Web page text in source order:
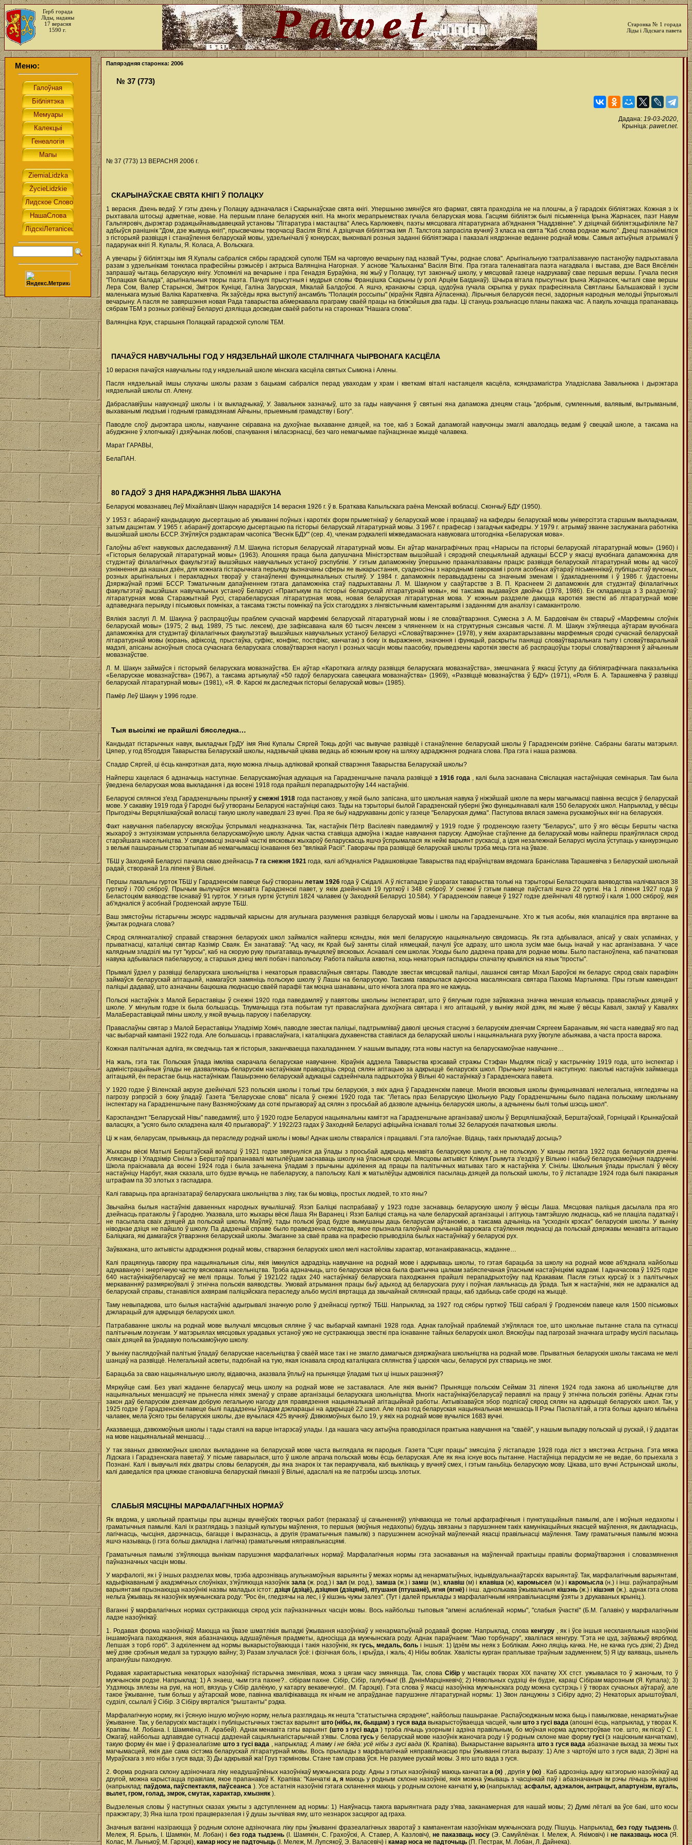
Герб горада
Ліды, наданы
17 верасня
1590 г.
Старонка № 1 горада
Ліды і Лідскага павета
Меню: Папярэдняя старонка: 2006
№ 37 (773)
Дадана: 19-03-2020,
Крыніца: pawet.net.
№ 37 (773) 13 ВЕРАСНЯ 2006 г.
СКАРЫНАЎСКАЕ СВЯТА КНІГІ Ў ПОЛАЦКУ
1 верасня. Дзень ведаў. У гэты дзень у Полацку адзначалася і Скарынаўскае свята кнігі. Упершыню змяніўся яго фармат, свята праходзіла не на плошчы, а ў гарадскіх бібліятэках. Кожная з іх
рыхтавала штосьці адметнае, новае. На першым плане беларускія кнігі. На многіх мерапрыемствах гучала беларуская мова. Гасцямі бібліятэк былі пісьменніца Ірына Жарнасек, паэт Навум
Гальпяровіч, дырэктар рэдакцыйнавыдавецкай установы "Літаратура і мастацтва" Алесь Карлюкевіч, паэты мясцовага літаратурнага аб'яднання "Наддзвінне". У дзіцячай бібліятэцыфіліяле №7
адбыўся ранішнік "Дом, дзе жывуць кнігі", прысвечаны творчасці Васіля Віткі. А дзіцячая бібліятэка імя Л. Талстога запрасіла вучняў 3 класа на свята "Каб слова роднае жыло". Дзеці пазнаёміліся
з гісторыяй развіцця і станаўлення беларускай мовы, удзельнічалі ў конкурсах, выконвалі розныя заданні бібліятэкара і паказалі нядрэннае веданне роднай мовы. Самыя актыўныя атрымалі ў
падарунак кнігі Я. Купалы, Я. Коласа, А. Вольскага.
А увечары ў бібліятэцы імя Я.Купалы сабраліся сябры гарадской суполкі ТБМ на чарговую вечарыну пад назвай "Гучы, роднае слова". Арыгінальную тэатралізаваную пастаноўку падрыхтавала
разам з удзельнікамі тонкласа прафесійны рэжысёр і актрыса Валянціна Нагорная. У аснове "Калыханка" Васіля Віткі. Пра гэтага таленавітага паэта нагадвала і выстава, дзе Вася Вясёлкін
запрашаў чытаць беларускую кнігу. Успомнілі на вечарыне і пра Генадзя Бураўкіна, які жыў у Полацку, тут закончыў школу, у мясцовай газеце надрукаваў свае першыя вершы. Гучала песня
"Полацкая балада", арыгінальныя творы паэта. Пачулі прысутныя і мудрыя словы Францішка Скарыны (у ролі Арцём Багданаў). Шчыра вітала прысутных Ірына Жарнасек, чыталі свае вершы
Лера Сом, Валер Старынскі, Змітрок Куніцкі, Галіна Загурская, Мікалай Балдоўскі. А яшчэ, кранаючы сэрца, цудоўна гучала скрыпка у руках прафесіянала Святланы Бальшаковай і зусім
маленькага музыкі Валіка Караткевіча. Як заўсёды ярка выступіў ансамбль "Полацкія россыпы" (кіраўнік Ядвіга Аўласенка). Лірычныя беларускія песні, задорныя народныя мелодыі ўпрыгожылі
вечарыну. А пасля яе завяршэння новая Рада таварыства абмеркавала праграму сваёй працы на бліжэйшыя два гады. Ці стануць рэальнасцю планы пакажа час. А пакуль хочацца прапанаваць
сябрам ТБМ з розных рэгіёнаў Беларусі дзяліцца досведам сваёй работы на старонках "Нашага слова".
Валянціна Крук, старшыня Полацкай гарадской суполкі ТБМ.
ПАЧАЎСЯ НАВУЧАЛЬНЫ ГОД У НЯДЗЕЛЬНАЙ ШКОЛЕ СТАЛІЧНАГА ЧЫРВОНАГА КАСЦЁЛА
10 верасня пачаўся навучальны год у нядзельнай школе мінскага касцёла святых Сымона і Алены.
Пасля нядзельнай імшы слухачы школы разам з бацькамі сабраліся перад уваходам у храм і кветкамі віталі настаяцеля касцёла, ксяндзамагістра Уладзіслава Завальнюка і дырэктара
нядзельнай школы сп. Алену.
Дабраславіўшы навучэнцаў школы і іх выкладчыкаў, У. Завальнюк зазначыў, што за гады навучання ў святыні яна дапаможа дзецям стаць "добрымі, сумленнымі, валявымі, вытрыманымі,
выхаванымі людзьмі і годнымі грамадзянамі Айчыны, прыемнымі грамадству і Богу".
Паводле слоў дырэктара школы, навучанне скіравана на духоўнае выхаванне дзяцей, на тое, каб з Божай дапамогай навучэнцы змаглі авалодаць ведамі ў свецкай школе, а таксама на
абуджэнне ў хлопчыкаў і дзяўчынак любові, спачування і міласэрнасці, без чаго немагчымае паўнацэннае жыццё чалавека.
Марат ГАРАВЫ,
БелаПАН.
80 ГАДОЎ З ДНЯ НАРАДЖЭННЯ ЛЬВА ШАКУНА
Беларускі мовазнавец Леў Міхайлавіч Шакун нарадзіўся 14 верасня 1926 г. ў в. Браткава Капыльскага раёна Менскай вобласці. Скончыў БДУ (1950).
У 1953 г. абараніў кандыдацкую дысертацыю аб ужыванні поўных і кароткіх форм прыметнікаў у беларускай мове і працаваў на кафедры беларускай мовы універсітэта старшым выкладчыкам,
затым дацэнтам. У 1965 г. абараніў доктарскую дысертацыю па гісторыі беларускай літаратурнай мовы. З 1967 г. прафесар і загадчык кафедры. У 1979 г. атрымаў званне заслужанага работніка
вышэйшай школы БССР. З'яўляўся рэдактарам часопіса "Веснік БДУ" (сер. 4), членам рэдкалегіі міжведамаснага навуковага штогодніка «Беларуская мова».
Галоўны аб'ект навуковых даследаванняў Л.М. Шакуна гісторыя беларускай літаратурнай мовы. Ен аўтар манаграфічных прац «Нарысы па гісторыі беларускай літаратурнай мовы» (1960) і
«Гісторыя беларускай літаратурнай мовы» (1963). Апошняя праца была дапушчана Міністэрствам вышэйшай і сярэдняй спецыяльнай адукацыі БССР у якасці вучэбнага дапаможніка для
студэнтаў філалагічных факультэтаў вышэйшых навучальных устаноў рэспублікі. У гэтым дапаможніку ўпершыню прааналізаваны працэс развіцця беларускай літаратурнай мовы ад часоў
узнікнення да нашых дзён, для кожнага гістарычнага перыяду вызначаны сферы яе выкарыстання, суадносіны з народнымі гаворкамі і роля асобных аўтараў пісьменнікаў, публіцыстаў вучоных,
розных арыгінальных і перакладных твораў у станаўленні функцыянальных стыляў. У 1984 г. дапаможнік перавыдадзены са значнымі зменамі і ўдакладненнямі і ў 1986 г. ўдастоены
Дзяржаўнай прэміі БССР. Тэматычным дапаўненнем гэтага дапаможніка стаў падрыхтаваны Л. М. Шакуном у сааўтарстве з В. П. Краснеем 2і дапаможнік для студэнтаў філалагічных
факультэтаў вышэйшых навучальных устаноў Беларусі «Практыкум па гісторыі беларускай літаратурнай мовы», які таксама выдаваўся двойчы (1978, 1986). Ен складаецца з 3 раздзелаў:
літаратурная мова Старажытнай Русі, старабеларуская літаратурная мова, новая беларуская літаратурная мова. У кожным раздзеле даюцца кароткія звесткі аб літаратурнай мове
адпаведнага перыяду і пісьмовых помніках, а таксама тэксты помнікаў па ўсіх стагоддзях з лінгвістычнымі каментарыямі і заданнямі для аналізу і самакантролю.
Вялікія заслугі Л. М. Шакуна ў распрацоўцы праблем сучаснай марфемікі беларускай літаратурнай мовы і яе словаўтварэння. Сумесна з А. М. Бардовічам ён стварыў «Марфемны слоўнік
беларускай мовы» (1975; 2 выд. 1989, 75 тыс. лексем), дзе зафіксавана каля 60 тысяч лексем з чляненнем іх на структурныя сэнсавыя часткі. Л. М. Шакун з'яўляецца аўтарам вучэбнага
дапаможніка для студэнтаў філалагічных факультэтаў вышэйшых навучальных устаноў Беларусі «Словаўтварэнне» (1978), у якім ахарактарызаваны марфемныя сродкі сучаснай беларускай
літаратурнай мовы (корань, афіксоід, прыстаўка, суфікс, конфікс, постфікс, канчатак) з боку іх выражэння, значэння і функцый, раскрыты паняцці словаўтваральнага тыпу і словаўтваральнай
мадэлі, апісаны асноўныя споса сучаснага беларускага словаўтварэня наогул і розных часцін мовы паасобку, прыведзены кароткія звесткі аб распрацоўцы тэорыі словаўтварэння ў айчынным
мовазнаўстве.
Л. М. Шакун займаўся і гісторыяй беларускага мовазнаўства. Ен аўтар «Кароткага агляду развіцця беларускага мовазнаўства», змешчанага ў якасці ўступу да бібліяграфічнага паказальніка
«Беларускае мовазнаўства» (1967), а таксама артыкулаў «50 гадоў беларускага савецкага мовазнаўства» (1969), «Развіццё мовазнаўства ў БДУ» (1971), «Роля Б. А. Тарашкевіча ў развіцці
беларускай літаратурнай мовы» (1981), «Я. Ф. Карскі як даследчык гісторыі беларускай мовы» (1985).
Памёр Леў Шакун у 1996 годзе.
Тыя высілкі не прайшлі бясследна…
Кандыдат гістарычных навук, выкладчык ГрДУ імя Янкі Купалы Сяргей Токць доўгі час вывучае развіццё і станаўленне беларускай школы ў Гарадзенскім рэгіёне. Сабраны багаты матэрыял.
Цяпер, у год 85годдзя Таварыства Беларускай школы, надзвычай цікава ведаць аб кожным кроку на шляху адраджэння роднага слова. Пра гэта і наша размова.
Спадар Сяргей, ці ёсць канкрэтная дата, якую можна лічыць адліковай кропкай стварэння Таварыства Беларускай школы?
Найперш хацелася б адзначыць наступнае. Беларускамоўная адукацыя на Гарадзеншчыне пачала развіццё з 1916 года , калі была заснавана Свіслацкая настаўніцкая семінарыя. Там была
ўведзена беларуская мова выкладання і да восені 1918 года прайшлі перападрыхтоўку 144 настаўнікі.
Беларускі сялянскі з'езд Гарадзеншчыны прыняў у снежні 1918 года пастанову, у якой было запісана, што школьная навука ў ніжэйшай школе па меры магчымасці павінна весціся ў беларускай
мове. У сакавіку 1919 года ў Гародні быў утвораны Беларускі настаўніцкі саюз. Тады на тэрыторыі былой Гарадзенскай губерні ўжо функцыянавалі каля 150 беларускіх школ. Напрыклад, у вёсцы
Прыгодзічы Верцялішкаўскай воласці такую школу наведвалі 23 вучні. Пра яе быў надрукаваны допіс у газеце "Беларуская думка". Паступова вялася замена рускамоўных кніг на беларускія.
Факт навучання пабеларуску вяскоўцы ўспрымалі неадназначна. Так, настаўнік Пётр Васілевіч паведамляў у 1919 годзе ў гродзенскую газету "Беларусь", што ў яго вёсцы Бершты частка
жыхароў з энтузіязмам успрыняла беларускамоўную школу. Аднак частка ставіцца адмоўна і жадае навучання паруску. Адмоўнае стаўленне да беларускай мовы найперш праяўлялася сярод
старэйшага насельніцтва. У свядомасці значнай часткі вясковых жыхароў беларускасць яшчэ ўспрымалася як нейкі варыянт рускасці, а ідэя незалежнай Беларусі мусіла ўступаць у канкурэнцыю
з вельмі пашыраным стэрэатыпам аб немагчымасці існавання без "вялікай Расіі". Гаворачы пра развіццё беларускай школы трэба мець гэта на ўвазе.
ТБШ у Заходняй Беларусі пачала сваю дзейнасць 7га снежня 1921года, калі аб'ядналіся Радашковіцкае Таварыства пад кіраўніцтвам вядомага Браніслава Тарашкевіча з Беларускай школьнай
радай, створанай 1га ліпеня ў Вільні.
Першы лакальны гурток ТБШ у Гарадзенскім павеце быў створанылетам 1926года ў Скідалі. А ў лістападзе ў шэрагах таварыства толькі на тэрыторыі Беластоцкага ваяводства налічвалася 38
гурткоў і 700 сяброў. Прычым вылучаўся менавіта Гарадзенскі павет, у якім дзейнічалі 19 гурткоў і 348 сяброў. У снежні ў гэтым павеце паўсталі яшчэ 22 гурткі. На 1 ліпеня 1927 года ў
Беластоцкім ваяводстве існаваў 91 гурток. У гэтыя гурткі ўступілі 1824 чалавекі (у Заходняй Беларусі 10.584). У Гарадзенскім павеце ў 1927 годзе дзейнічалі 48 гурткоў і каля 1.000 сяброў, якія
аб'ядналіся ў асобнай Гродзенскай акрузе ТБШ.
Ваш змястоўны гістарычны экскурс надзвычай карысны для агульнага разумення развіцця беларускай мовы і школы на Гарадзеншчыне. Хто ж тыя асобы, якія клапаціліся пра вяртанне ва
ўжытак роднага слова?
Сярод сялянкаталікоў справай стварэння беларускіх школ займаліся найперш ксяндзы, якія мелі беларускую нацыянальную свядомасць. Як гэта адбывалася, апісаў у сваіх успамінах, у
прыватнасці, каталіцкі святар Казімір Сваяк. Ён занатаваў: "Ад часу, як Край быў заняты сілай нямецкай, пачулі ўсе адразу, што школа зусім мае быць іначай у нас арганізавана. У часе
калядным зладзілі мы тут "курсы", каб на скорую руку прыгатаваць вучыцялеў вясковых. Аснавалі сем школак. Усюды было дадзена права для роднае мовы. Было пастаноўлена, каб пачатковая
навука адбывалася пабеларуску, а старшыя дзеці мелі побач і папольску. Работа пайшла ахвотна, хоць некаторыя гаспадары спачатку крывіліся на язык "просты".
Прымалі ўдзел у развіцці беларускага школьніцтва і некаторыя праваслаўныя святары. Паводле звестак мясцовай паліцыі, лашанскі святар Міхал Бароўскі як беларус сярод сваіх парафіян
займаўся беларускай агітацыяй, намагаўся замяніць польскую школу ў Лашы на беларускую. Таксама гаварылася адносна масалянскага святара Пахома Мартыняка. Пры гэтым камендант
паліцыі дадаваў, што азначаны бацюшка люднасцю сваёй парафіі так моцна шанаваны, што нічога злога пра яго не кажуць.
Польскі настаўнік з Малой Бераставіцы ў снежні 1920 года паведамляў у павятовы школьны інспектарат, што ў бягучым годзе заўважана значна меншая колькасць праваслаўных дзяцей у
школе. У мінулым годзе іх была большасць. Тлумачыцца гэта побытам тут праваслаўнага духоўнага святара і яго агітацыяй, у выніку якой дзяк, які жыве ў вёсцы Кавалі, заклаў у Кавалях
МалаБераставіцкай гміны школу, у якой вучыць паруску і пабеларуску.
Праваслаўны святар з Малой Бераставіцы Уладзімір Хоміч, паводле звестак паліцыі, падтрымліваў даволі цесныя стасункі з беларускім дзеячам Сяргеем Баранавым, які часта наведваў яго пад
час выбарчай кампаніі 1922 года. Але большасць і праваслаўнага, і каталіцкага духавенства ставілася да беларускай школы і нацыянальнага руху ўвогуле абыякава, а часта проста варожа.
Кожная палітычная адліга, як сведчыць тая ж гісторыя, заканчваецца пахаладаннем. У нашым выпадку, гэта новы наступ на беларускамоўнае навучанне…
На жаль, гэта так. Польская ўлада імкліва скарачала беларускае навучанне. Кіраўнік аддзела Таварыства крэсавай стражы Стэфан Мыдляж пісаў у кастрычніку 1919 года, што інспектар і
адміністрацыйныя ўлады не дазваляюць беларускім настаўнікам праводзіць сярод сялян агітацыю за адкрыццё беларускіх школ. Прычыну знайшлі наступную: паколькі настаўнік займаецца
агітацыяй, ён перастае быць настаўнікам. Пашырэнню беларускай адукацыі садзейнічала падрыхтоўка ў Вільні 40 настаўнікаў з Гарадзенскага павета.
У 1920 годзе ў Віленскай акрузе дзейнічалі 523 польскія школы і толькі тры беларускія, з якіх адна ў Гарадзенскім павеце. Многія вясковыя школы функцыянавалі нелегальна, нягледзячы на
пагрозу рэпрэсій з боку ўладаў. Газета "Беларускае слова" пісала ў снежні 1920 года так: "Летась праз Беларускую Школьную Раду Горадзеншчыны было падана польскаму школьнаму
інспектару на Гарадзеншчыне пану Вазнякоўскаму да соткі прыгавораў ад сялян з просьбай аб дазволе адчыніць беларускія школы, а адчынены былі толькі шэсць школ".
Карэспандэнт "Беларускай Нівы" паведамляў, што ў 1920 годзе Беларускі нацыянальны камітэт на Гарадзеншчыне арганізаваў школы ў Верцялішкаўскай, Берштаўскай, Горніцкай і Крынкаўскай
валасцях, а "усяго было складзена каля 40 прыгавораў". У 1922/23 гадах ў Заходняй Беларусі афіцыйна існавалі толькі 32 беларускія пачатковыя школы.
Ці ж нам, беларусам, прывыкаць да пераследу роднай школы і мовы! Аднак школы ствараліся і працавалі. Гэта галоўнае. Відаць, такіх прыкладаў досыць?
Жыхары вёскі Матылі Берштаўскай воласці ў 1921 годзе звярнуліся да ўлады з просьбай адкрыць менавіта беларускую школу, а не польскую. У канцы лютага 1922 года беларускія дзеячы
Аляксандр і Уладзімір Сінілы з Берштаў прапанавалі матылёўцам заснаваць школу на ўласныя сродкі. Мясцовы актывіст Клімук Грымута з'ездзіў у Вільню і набыў беларускамоўныя падручнікі.
Школа праіснавала да восені 1924 года і была зачынена ўладамі з прычыны адхілення ад працы па палітычных матывах таго ж настаўніка У. Сінілы. Школьныя ўлады прыслалі ў вёску
настаўніцу Нарбут, якая сказала, што будзе вучыць не пабеларуску, а папольску. Калі ж матылёўцы адмовіліся пасылаць дзяцей да польскай школы, то ў лістападзе 1924 года былі пакараныя
штрафам па 30 злотых з гаспадара.
Калі гаварыць пра арганізатараў беларускага школьніцтва з ліку, так бы мовіць, простых людзей, то хто яны?
Звычайна былыя настаўнікі даваенных народных вучылішчаў. Язэп Баліцкі паспрабаваў у 1923 годзе заснаваць беларускую школу ў вёсцы Лаша. Мясцовая паліцыя дасылала пра яго
дзейнасць пратаколы ў Гародню. Указвала, што жыхары вёскі Лаша Ян Варанец і Язэп Баліцкі стаяць на чале беларускай арганізацыі і агітуюць тамтэйшую люднасць, каб не плаціла падаткаў і
не пасылала сваіх дзяцей да польскай школы. Маўляў, тады польскі ўрад будзе вымушаны даць беларусам аўтаномію, а таксама адчыніць на "усходніх крэсах" беларускія школы. У выніку
ніводнае дзіця не пайшло ў школу. Па дадзенай справе было праведзена следства, якое прызнала галоўнай прычынай варожага стаўлення люднасці да польскай дзяржавы менавіта агітацыю
Баліцкага, які дамагаўся ўтварэння беларускай школы. Змаганне за сваё права на прафесію прыводзіла былых настаўнікаў у беларускі рух.
Заўважана, што актывісты адраджэння роднай мовы, стварэння беларускіх школ мелі настойлівы характар, мэтанакіраванасць, жаданне…
Калі працягнуць гаворку пра нацыянальныя сілы, якія імкнуліся адрадзіць навучанне на роднай мове і адкрываць школы, то гэтая барацьба за школу на роднай мове аб'яднала найбольш
адукаваную і энергічную частку вясковага насельніцтва. Трэба адзначыць, што беларуская вёска была фактычна цалкам забяспечаная ўласнымі настаўніцкімі кадрамі. І адначасова ў 1925 годзе
640 настаўнікаўбеларусаў не мелі працы. Толькі ў 1921/22 гадах 240 настаўнікаў беларускага паходжання прайшлі перападрыхтоўку пад Кракавам. Пасля гэтых курсаў іх з палітычных
меркаванняў размяркоўвалі ў этнічна польскія ваяводствы. Умовай атрымання працы быў адыход ад беларускага руху і поўная лаяльнасць да ўрада. Тыя ж настаўнікі, якія не адракаліся ад
беларускай справы, станавіліся ахвярамі паліцэйскага пераследу альбо мусілі вяртацца да звычайнай сялянскай працы, каб здабыць сабе сродкі на жыццё.
Таму невыпадкова, што былыя настаўнікі адыгрывалі значную ролю ў дзейнасці гурткоў ТБШ. Напрыклад, за 1927 год сябры гурткоў ТБШ сабралі ў Гродзенскім павеце каля 1500 пісьмовых
дэкларацый для адкрыцця беларускіх школ.
Патрабаванне школы на роднай мове вылучалі мясцовыя сяляне ў час выбарчай кампаніі 1928 года. Аднак галоўнай праблемай з'яўлялася тое, што школьнае пытанне стала па сутнасці
палітычным лозунгам. У матэрыялах мясцовых урадавых устаноў ужо не сустракаюцца звесткі пра існаванне тайных беларускіх школ. Вяскоўцы пад пагрозай значнага штрафу мусілі пасылаць
сваіх дзяцей ва ўрадавую польскамоўную школу.
У выніку паслядоўнай палітыкі ўладаў беларускае насельніцтва ў сваёй масе так і не змагло дамагчыся дзяржаўнага школьніцтва на роднай мове. Прыватныя беларускія школы таксама не мелі
шанцаў на развіццё. Нелегальнай асветы, падобнай на тую, якая існавала сярод каталіцкага сялянства ў царскія часы, беларускі рух стварыць не змог.
Барацьба за сваю нацыянальную школу, відавочна, аказвала ўплыў на прыняцце ўладамі тых ці іншых рашэнняў?
Мяркуйце самі. Без увагі жаданне беларусаў мець школу на роднай мове не заставалася. Але якія вынікі? Прыняцце польскім Сеймам 31 ліпеня 1924 года закона аб школьніцтве для
нацыянальных меншасцяў не прынесла ніякіх зменаў у справе арганізацыі беларускага школьніцтва. Многіх настаўнікаўбеларусаў перавялі на працу ў этнічна польскія рэгіёны. Аднак гэты
закон даў беларускім дзеячам добрую легальную нагоду для правядзення нацыянальнай агітацыйнай работы. Актывізаваўся збор подпісаў сярод сялян на адкрыццё беларускіх школ. Так, у
1925 годзе ў Гарадзенскім павеце былі пададзены ўладам дэкларацыі на адкрыццё 22 школ. Але праз год беларуская нацыянальная меншасць ІІ Рэчы Паспалітай, а гэта больш аднаго мільёна
чалавек, мела ўсяго тры беларускія школы, дзе вучылася 425 вучняў. Дзвюхмоўных было 19, у якіх на роднай мове вучыліся 1683 вучні.
Аказваецца, дзвюхмоўныя школы і тады стаялі на варце інтарэсаў улады. І да нашага часу актыўна праводзілася практыка навучання на "сваёй", у нашым выпадку польскай ці рускай, і ў дадатак
на мове нацыянальнай меншасці…
У так званых дзвюхмоўных школах выкладанне на беларускай мове часта выглядала як пародыя. Газета "Сцяг працы" змясціла ў лістападзе 1928 года ліст з мястэчка Астрына. Гэта мяжа
Лідскага і Гарадзенскага паветаў. У пісьме гаварылася, што ў школе апрача польскай мовы ёсць беларуская. Але як яна існуе вось пытанне. Настаўніца перадусім яе не ведае, бо прыехала з
Познані. Калі і вывучылі якіх дватры словы беларускія, ды яна знарок іх так перакручвала, каб выклікаць у вучняў смех, і гэтым ганьбіць беларускую мову. Цікава, што вучні Астрынскай школы,
калі даведаліся пра цяжкае становішча беларускай гімназіі ў Вільні, адаслалі на яе патрэбы шэсць злотых.
СЛАБЫЯ МЯСЦІНЫ МАРФАЛАГІЧНЫХ НОРМАЎ
Як вядома, у школьнай практыцы пры ацэнцы вучнёўскіх творчых работ (пераказаў ці сачыненняў) улічваюцца не толькі арфаграфічныя і пунктуацыйныя памылкі, але і моўныя недахопы і
граматычныя памылкі. Калі іх разглядаць з пазіцый культуры маўлення, то першыя (моўныя недахопы) будуць звязаны з парушэннем такіх камунікацыйных якасцей маўлення, як дакладнасць,
лагічнасць, чысціня, дарэчнасць, багацце і выразнасць, а другія (граматычныя памылкі) з парушэннем асноўнай маўленчай якасці правільнасці маўлення. Таму граматычныя памылкі можна
яшчэ называць (і гэта больш дакладна і лагічна) граматычнымі няправільнасцямі.
Граматычныя памылкі з'яўляюцца вынікам парушэння марфалагічных нормаў. Марфалагічныя нормы гэта заснаваныя на маўленчай практыцы правілы формаўтварэння і словазмянення
паўназначных часцін мовы.
У марфалогіі, як і ў іншых раздзелах мовы, трэба адрозніваць агульнамоўныя варыянты ў межах нормы ад ненарматыўных, індывідуальнааўтарскіх варыянтаў. Так, марфалагічнымі варыянтамі,
кадыфікаванымі ў акадэмічных слоўніках, з'яўляюцца назоўнік зала (ж. род.) і зал (м. род.), замша (ж.) ізамш (м.), клавіш(м) і клавіша(ж),каромысел (м.) ікаромысла(н.) і інш. раўнапраўнымі
варыянтамі прызнаюцца назоўнікі назвы маладых істот: дзіця (дзіцё), дзіцяня (дзіцянё), птушаня (птушанё), ягня (ягнё)і інш. аднолькава ўжывальныя кішэнь(ж.) ікішэня (ж.). аднак гэта слова
нельга ўжываць як назоўнік мужчынскага роду: "Рос ён, гледзячы на лес, і ў кішэнь чужы залез". (Тут і далей прыклады з марфалагічнымі няправільнасцямі ўзяты з друкаваных крыніц.).
Ваганні ў марфалагічных нормах сустракаюцца сярод усіх паўназначных часцін мовы. Вось найбольш тыповыя "агмені аслабленай нормы", "слабыя ўчасткі" (Б.М. Галавін) у марфалагічным
ладзе назоўнікаў.
1. Родавая форма назоўнікаў. Маюцца на ўвазе шматлікія выпадкі ўжывання назоўнікаў у ненарматыўнай родавай форме. Напрыклад, словакенгуру , як і ўсе іншыя нескланяльныя назоўнікі
іншамоўнага паходжання, якія абазначаюць адушаўлёныя прадметы, адносіцца да мужчынскага роду. Аднак параўнаем: "Маю торбунару", хвалілася кенгуру. "Гэта не цуд, заўважыў вярблюд.
Лепшая з торб горб". З адхіленнем ад нормы выкарыстоўваюцца і такія назоўнікі, якгусь, медаль, больі іншыя: 1) Ідзём мы неяк з Боблікам. Ажно ляціць качка. Не, не качка гусь дзікі; 2) Дзед
меў дзве срэбныя медалі за турэцкую вайну; 3) Разам злучалася ўсё: і фізічная боль, і крыўда, і жаль; 4) Нібы воблак. Хвалісты курган праплывае траўным задуменнем; 5) Я іду ваяваць, шынель
апрануўшы паходную.
Родавая характарыстыка некаторых назоўнікаў гістарычна зменлівая, можа з цягам часу змяняцца. Так, слова Сібіру мастацкіх творах ХІХ пачатку ХХ стст. ужывалася то ў жаночым, то ў
мужчынскім родзе. Напрыклад: 1) А знаеш, чым гэта пахне?.. сібірам пахне. Сібір, Сібір, галубчык! (В. ДунінМарцінкевіч); 2) Нявольных судзіці ён будзе, караці Сібірам марозным (Я. Купала); 3)
Уздзяюць зялезы на рукі, на ногі, вязуць у Сібір далёкую, у катаргу векавечную!.. (М. Гарэцкі). Гэта слова ў якасці назоўніка мужчынскага роду можна сустрэць і ў творах сучасных аўтараў, але
такое ўжыванне, тым больш у аўтарскай мове, павінна кваліфікавацца як нічым не апраўданае парушэнне літаратурнай нормы: 1) Звон ланцужны з Сібіру адно; 2) Некаторых арыштоўвалі,
судзілі, ссылалі ў Сібір. З Сібіру вярталіся "рыштанты" рэдка.
Марфалагічную норму, як і ўсяную іншую моўную норму, нельга разглядаць як нешта "статыстычна сярэдняе", найбольш пашыранае. Распаўсюджаным можа быць і памылковае, ненарматыўнае
ўжыванне. Так, у беларускіх мастацкіх і публіцыстычных тэкстах варыянтшто (нібы, як, быццам) з гуся вада выкарыстоўваецца часцей, чым што з гусі вада (апошні ёсць, напрыклад, у творах К.
Крапівы. М. Лобана. І. Шамякіна, Л. Арабей). Аднак менавіта гэты варыянт (што з гусі вада) трэба лічыць узорным і адзіна правільным, бо моўная норма адлюстроўвае тое. што, як пісаў С. І.
Ожагаў, найбольш адпавядае сутнасці дадзенай сацыяльнагістарычнай з'явы. Слова гусьу беларускай мове назоўнік жаночага роду і ў родным склоне мае форму гусі(з націскным канчаткам),
такую форму ён мае і ў фразеалагізме што з гусі вада , напрыклад:А таму і не бяда: усё нібы з гусі вада (К. Крапіва). Выкарыстанне варыянта што з гуся вада абазначае выхад за межы тых
магчымасцей, якія дае сама сістэма беларускай літаратурнай мовы. Вось прыклады з марфалагічнай няправільнасцю пры ўжыванні гэтага выразу: 1) Але з чартоўкі што з гуся вада; 2) Зірні на
Мураўскага з яго нібы з гуся вада; 3) Ды адкрывай жа! Груз тэрміновы. Стане там справа ўся. Не разумее рускай мовы. З яго што вада з гуся.
2. Форма роднага склону адзіночнага ліку неадушаўлёных назоўнікаў мужчынскага роду. Адны з гэтых назоўнікаў маюць канчатак а (я) , другія у (ю) . Каб адрозніць адну катэгорыю назоўнікаў ад
другой, можна карыстацца правілам, якое прапанаваў К. Крапіва: "Канчаткіа, ямаюць у родным склоне назоўнікі, якія можна ўжываць з часцінкай паў і абазначаныя ім рэчы лічыць як адзінкі
(напрыклад:паўдома, паўспектакля, паўсеанса ). Усе астатнія назоўнікі гэтага скланення маюць у родным склоне канчаткіу, ю(напрыклад:асфальт, адэкалон, антрацыт, апартунізм, вугаль,
вылет, гром, голад, змрок, смутак, характар, хмызняк ).
Выдзеленыя словы ў наступных сказах ужыты з адступленнем ад нормы: 1) Наяўнасць такога варыянтнага раду з'ява, заканамерная для нашай мовы; 2) Думкі лёталі ва ўсе бакі, што косы
пражэктару; 3) Яна ішла трохі працверазелая і ў душы зычлівая яму, што незнарок засцярог ад граха.
Значныя ваганні назіраюцца ў родным склоне адзіночнага ліку пры ўжыванні фразеалагічных зваротаў з кампанентам назоўнікам мужчынскага роду. Пішуць. Напрыклад,без году тыдзень(І.
Мележ, Я. Брыль, І. Шамякін, М. Лобан) і без года тыдзень (І. Шамякін, С. Грахоўскі, А. Ставер, А. Казловіч),не паказваць носу(Э. Самуйлёнак. І. Мележ, А. Якімовіч) і не паказваць носа (Я.
Колас, М. Лынькоў, М. Гарэцкі), камар носу не падточыць (І. Мележ, М. Лупсякоў, Э. Валасевіч) і камар носа не падточыць (П. Пестрак, М. Лобан, Л. Дайнека).